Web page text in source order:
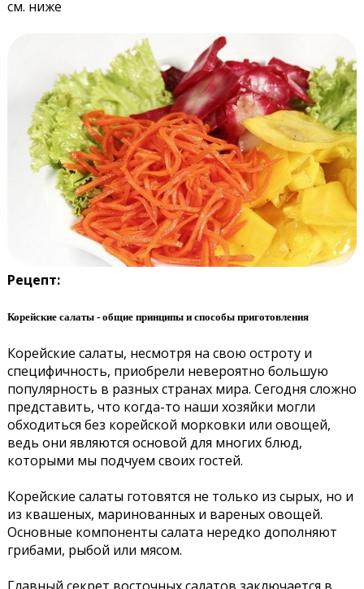
см. ниже
Рецепт:
Корейские салаты - общие принципы и способы приготовления
Корейские салаты, несмотря на свою остроту и
специфичность, приобрели невероятно большую
популярность в разных странах мира. Сегодня сложно
представить, что когда-то наши хозяйки могли
обходиться без корейской морковки или овощей,
ведь они являются основой для многих блюд,
которыми мы подчуем своих гостей.
Корейские салаты готовятся не только из сырых, но и
из квашеных, маринованных и вареных овощей.
Основные компоненты салата нередко дополняют
грибами, рыбой или мясом.